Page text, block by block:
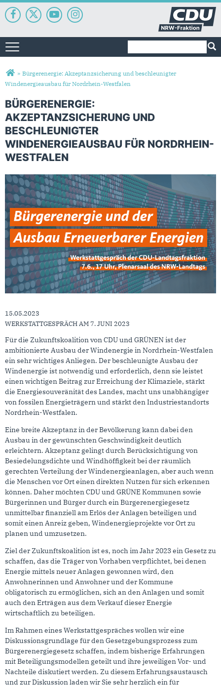
Toggle navigation
Sie sind hier
» Bürgerenergie: Akzeptanzsicherung und beschleunigter
Windenergieausbau für Nordrhein-Westfalen
BÜRGERENERGIE:
AKZEPTANZSICHERUNG UND
BESCHLEUNIGTER
WINDENERGIEAUSBAU FÜR NORDRHEIN-
WESTFALEN
15.05.2023
WERKSTATTGESPRÄCH AM 7. JUNI 2023
Für die Zukunftskoalition von CDU und GRÜNEN ist der
ambitionierte Ausbau der Windenergie in Nordrhein-Westfalen
ein sehr wichtiges Anliegen. Der beschleunigte Ausbau der
Windenergie ist notwendig und erforderlich, denn sie leistet
einen wichtigen Beitrag zur Erreichung der Klimaziele, stärkt
die Energiesouveränität des Landes, macht uns unabhängiger
von fossilen Energieträgern und stärkt den Industriestandorts
Nordrhein-Westfalen.
Eine breite Akzeptanz in der Bevölkerung kann dabei den
Ausbau in der gewünschten Geschwindigkeit deutlich
erleichtern. Akzeptanz gelingt durch Berücksichtigung von
Besiedelungsdichte und Windhöffigkeit bei der räumlich
gerechten Verteilung der Windenergieanlagen, aber auch wenn
die Menschen vor Ort einen direkten Nutzen für sich erkennen
können. Daher möchten CDU und GRÜNE Kommunen sowie
Bürgerinnen und Bürger durch ein Bürgerenergiegesetz
unmittelbar finanziell am Erlös der Anlagen beteiligen und
somit einen Anreiz geben, Windenergieprojekte vor Ort zu
planen und umzusetzen.
Ziel der Zukunftskoalition ist es, noch im Jahr 2023 ein Gesetz zu
schaffen, das die Träger von Vorhaben verpflichtet, bei denen
Energie mittels neuer Anlagen gewonnen wird, den
Anwohnerinnen und Anwohner und der Kommune
obligatorisch zu ermöglichen, sich an den Anlagen und somit
auch den Erträgen aus dem Verkauf dieser Energie
wirtschaftlich zu beteiligen.
Im Rahmen eines Werkstattgespräches wollen wir eine
Diskussionsgrundlage für den Gesetzgebungsprozess zum
Bürgerenergiegesetz schaffen, indem bisherige Erfahrungen
mit Beteiligungsmodellen geteilt und ihre jeweiligen Vor- und
Nachteile diskutiert werden. Zu diesem Erfahrungsaustausch
und zur Diskussion laden wir Sie sehr herzlich ein für